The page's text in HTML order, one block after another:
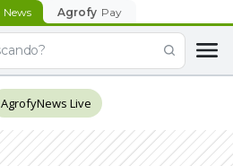
News Agrofy Pay
AgrofyNews Live